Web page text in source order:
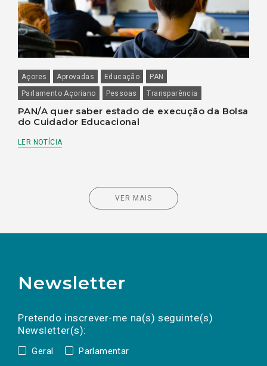
Açores Aprovadas Educação
PAN
Parlamento Açoriano
Pessoas Transparência
PAN/A quer saber estado de execução da Bolsa
do Cuidador Educacional
LER NOTÍCIA
VER MAIS
Newsletter
Pretendo inscrever-me na(s) seguinte(s)
Newsletter(s):
Geral Parlamentar
a(s) newsletter(s).
mail